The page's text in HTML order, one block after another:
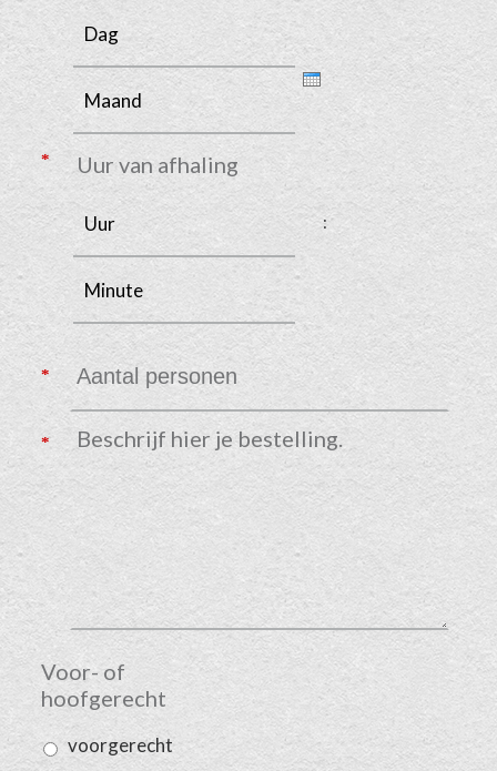
Dag
Maand
Jaar
Uur van afhaling
Uur
:
Minute
Voor- of
hoofgerecht
voorgerecht